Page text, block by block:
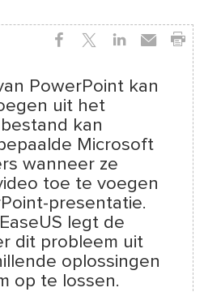
PowerPoint kan
uit het
kan
Microsoft
wanneer ze
toe te voegen
presentatie.
legt de
dit probleem uit
oplossingen
op te lossen.